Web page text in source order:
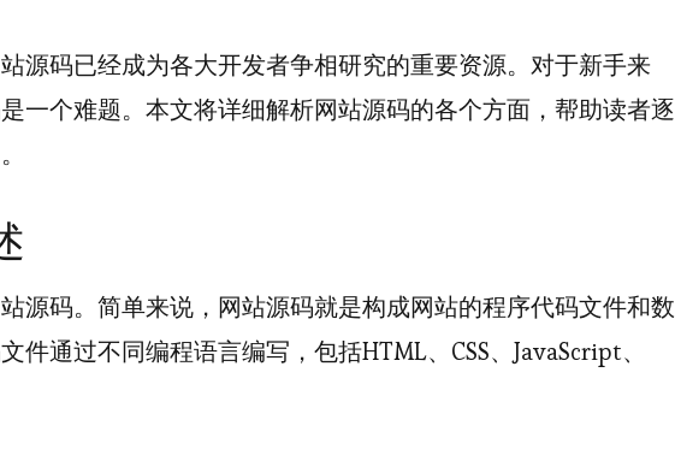
源码已经成为各大开发者争相研究的重要资源。对于新手来
一个难题。本文将详细解析网站源码的各个方面，帮助读者逐
源码。简单来说，网站源码就是构成网站的程序代码文件和数
件通过不同编程语言编写，包括HTML、CSS、JavaScript、